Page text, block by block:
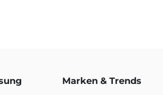
Marken & Trends